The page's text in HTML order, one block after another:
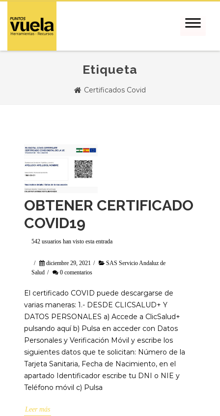
Etiqueta
Certificados Covid
OBTENER CERTIFICADO
COVID19
542 usuarios han visto esta entrada
/ diciembre 29, 2021 /
SAS Servicio Andaluz de
Salud / 0 comentarios
El certificado COVID puede descargarse de
varias maneras: 1.- DESDE CLICSALUD+ Y
DATOS PERSONALES a) Accede a ClicSalud+
pulsando aquí b) Pulsa en acceder con Datos
Personales y Verificación Móvil y escribe los
siguientes datos que te solicitan: Número de la
Tarjeta Sanitaria, Fecha de Nacimiento, en el
apartado Identificador escribe tu DNI o NIE y
Teléfono móvil c) Pulsa
Leer más